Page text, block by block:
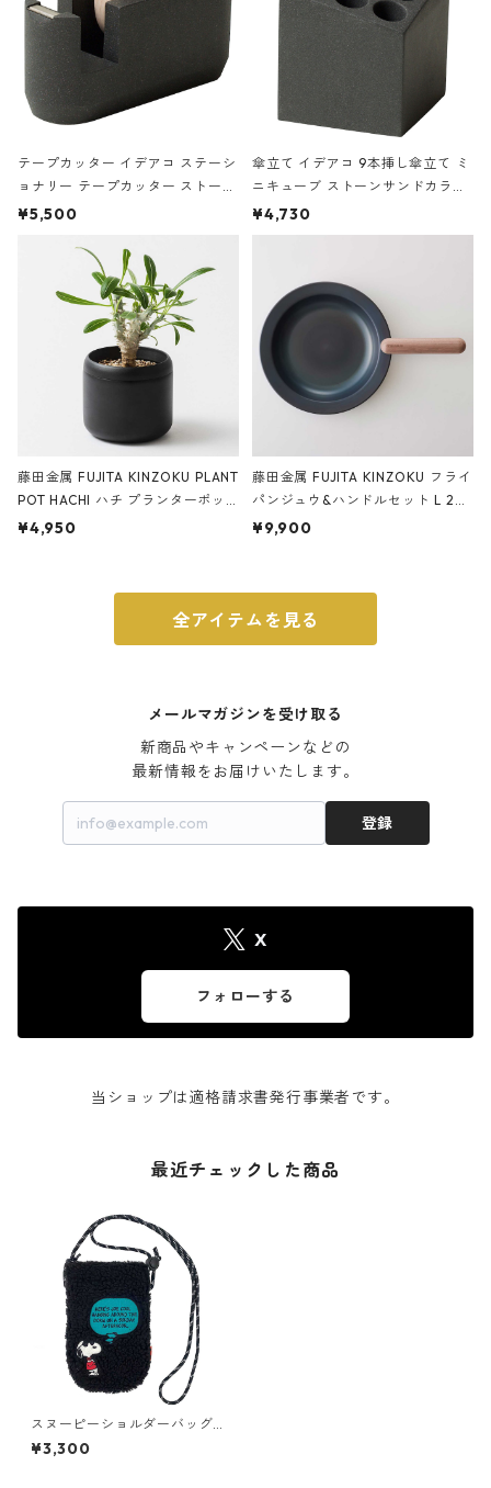
テープカッター イデアコ ステーシ
ョナリー テープカッター ストーン
サンドカラー 石調 ideaco Station
¥5,500
傘立て イデアコ 9本挿し傘立て ミ
ニキューブ ストーンサンドカラー
石調 ideaco Umbrella Stand CUB
E ストーンサンドブラック
¥4,730
藤田金属 FUJITA KINZOKU PLANT
POT HACHI ハチ プランターポッ
ト 3号 ブラック
¥4,950
藤田金属 FUJITA KINZOKU フライ
パンジュウ&ハンドルセット L 24c
m ガス火・IH対応 鉄フライパン
¥9,900
全アイテムを見る
メールマガジンを受け取る
新商品やキャンペーンなどの
最新情報をお届けいたします。
登録
X
フォローする
当ショップは適格請求書発行事業者です。
最近チェックした商品
スヌーピーショルダーバッグ
ROOTOTE babyroo PEANUTS
-8T 8346 ルートート IP.ベビ
¥3,300